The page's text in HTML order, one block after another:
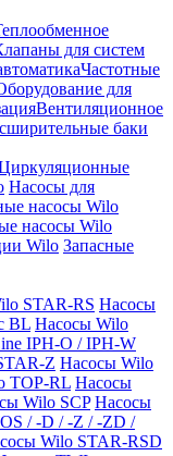
для систем
Частотные
для
Вентиляционное
баки
Насосы для
насосы Wilo
насосы Wilo
Wilo Запасные
STAR-RS Насосы
BL Насосы Wilo
IPH-O / IPH-W
Z Насосы Wilo
TOP-RL Насосы
Wilo SCP Насосы
/ -D / -Z / -ZD /
Wilo STAR-RSD